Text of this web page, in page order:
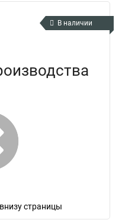
В наличии
страницы